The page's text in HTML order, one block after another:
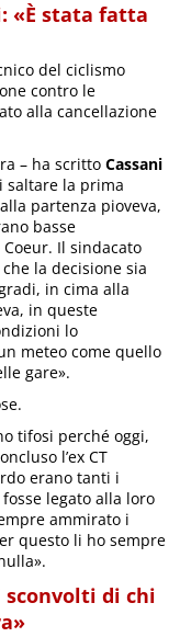
«È stata fatta
del ciclismo
contro le
alla cancellazione
– ha scrittoCassani
saltare la prima
partenza pioveva,
basse
Il sindacato
la decisione sia
in cima alla
in queste
lo
meteo come quello
gare».
tifosi perché oggi,
l’ex CT
erano tanti i
legato alla loro
ammirato i
questo li ho sempre
sconvolti di chi